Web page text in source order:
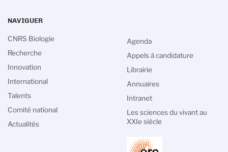
NAVIGUER
CNRS Biologie
Recherche
Innovation
International
Talents
Comité national
Actualités
Agenda
Appels à candidature
Librairie
Annuaires
Intranet
Les sciences du vivant au
XXIe siècle